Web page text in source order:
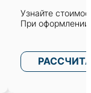
Узнайте
При оформлении